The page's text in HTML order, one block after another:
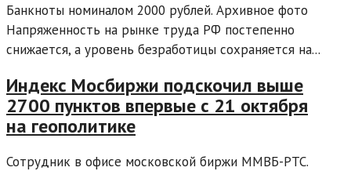
Банкноты номиналом 2000 рублей. Архивное фото
Напряженность на рынке труда РФ постепенно
снижается, а уровень безработицы сохраняется на...
Индекс Мосбиржи подскочил выше
2700 пунктов впервые с 21 октября
на геополитике
Сотрудник в офисе московской биржи ММВБ-РТС.